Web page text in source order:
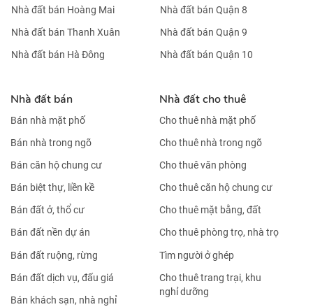
Nhà đất bán Hoàng Mai
Nhà đất bán Thanh Xuân
Nhà đất bán Hà Đông
Nhà đất bán Quận 8
Nhà đất bán Quận 9
Nhà đất bán Quận 10
Nhà đất bán
Bán nhà mặt phố
Bán nhà trong ngõ
Bán căn hộ chung cư
Bán biệt thự, liền kề
Bán đất ở, thổ cư
Bán đất nền dự án
Bán đất ruộng, rừng
Bán đất dịch vụ, đấu giá
Bán khách sạn, nhà nghỉ
Nhà đất cho thuê
Cho thuê nhà mặt phố
Cho thuê nhà trong ngõ
Cho thuê văn phòng
Cho thuê căn hộ chung cư
Cho thuê mặt bằng, đất
Cho thuê phòng trọ, nhà trọ
Tìm người ở ghép
Cho thuê trang trại, khu
nghỉ dưỡng